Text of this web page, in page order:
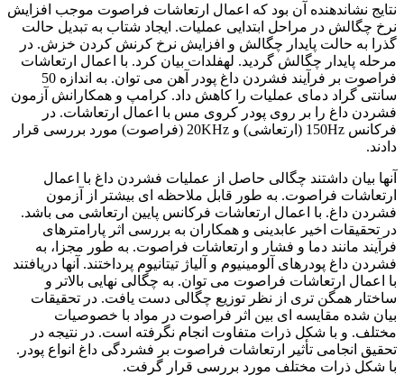
نتایج نشاندهنده آن بود که اعمال ارتعاشات فراصوت موجب افزایش
نرخ چگالش در مراحل ابتدایی عملیات. ایجاد شتاب به تبدیل حالت
گذرا به حالت پایدار چگالش و افزایش نرخ کرنش کردن خزش. در
مرحله پایدار چگالش گردید. لهفلدات بیان کرد. با اعمال ارتعاشات
فراصوت بر فرآیند فشردن داغ پودر آهن می توان. به اندازه 50
سانتی گراد دمای عملیات را کاهش داد. کرامپ و همکارانش آزمون
فشردن داغ را بر روی پودر کروی مس با اعمال ارتعاشات. در
فرکانس 150Hz (ارتعاشی) و 20KHz (فراصوت) مورد بررسی قرار
دادند.
آنها بیان داشتند چگالی حاصل از عملیات فشردن داغ با اعمال
ارتعاشات فراصوت. به طور قابل ملاحظه ای بیشتر از آزمون
فشردن داغ. با اعمال ارتعاشات فرکانس پایین ارتعاشی می باشد.
در تحقیقات اخیر عابدینی و همکاران به بررسی اثر پارامترهای
فرآیند مانند دما و فشار و ارتعاشات فراصوت. به طور مجزا، به
فشردن داغ پودرهای آلومینیوم و آلیاژ تیتانیوم پرداختند. آنها دریافتند
با اعمال ارتعاشات فراصوت می توان. به چگالی نهایی بالاتر و
ساختار همگن تری از نظر توزیع چگالی دست یافت. در تحقیقات
بیان شده مقایسه ای بین اثر فراصوت در مواد با خصوصیات
مختلف. و با شکل ذرات متفاوت انجام نگرفته است. در نتیجه در
تحقیق انجامی تأثیر ارتعاشات فراصوت بر فشردگی داغ انواع پودر.
با شکل ذرات مختلف مورد بررسی قرار گرفت.